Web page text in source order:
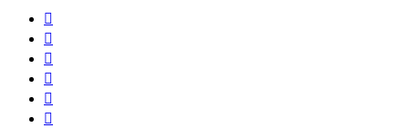





